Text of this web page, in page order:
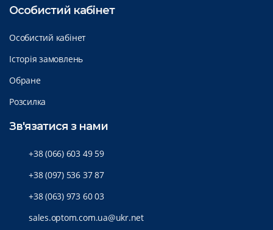
Особистий кабінет
Особистий кабінет
Історія замовлень
Обране
Розсилка
Зв'язатися з нами
+38 (066) 603 49 59
+38 (097) 536 37 87
+38 (063) 973 60 03
sales.optom.com.ua@ukr.net